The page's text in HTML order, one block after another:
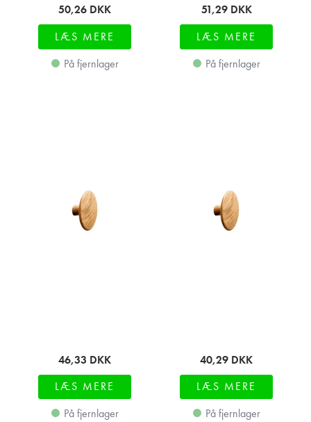
50,26 DKK
LÆS MERE
På fjernlager
51,29 DKK
LÆS MERE
På fjernlager
46,33 DKK
LÆS MERE
På fjernlager
40,29 DKK
LÆS MERE
På fjernlager